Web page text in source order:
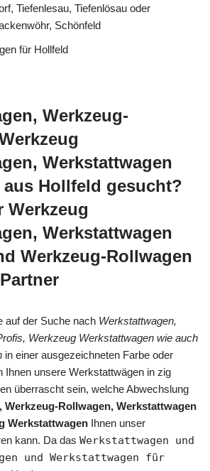
Tiefenlesau, Tiefenlösau oder
Schönfeld
für Hollfeld
Werkzeug-
Werkstattwagen
Hollfeld gesucht?
Werkzeug
Werkstattwagen
Werkzeug-Rollwagen
auf der Suche nach Werkstattwagen,
Werkzeug Werkstattwagen wie auch
in einer ausgezeichneten Farbe oder
Ihnen unsere Werkstattwägen in zig
überrascht sein, welche Abwechslung
Werkzeug-Rollwagen, Werkstattwagen
Werkstattwagen Ihnen unser
kann. Da das Werkstattwagen und
und Werkstattwagen für